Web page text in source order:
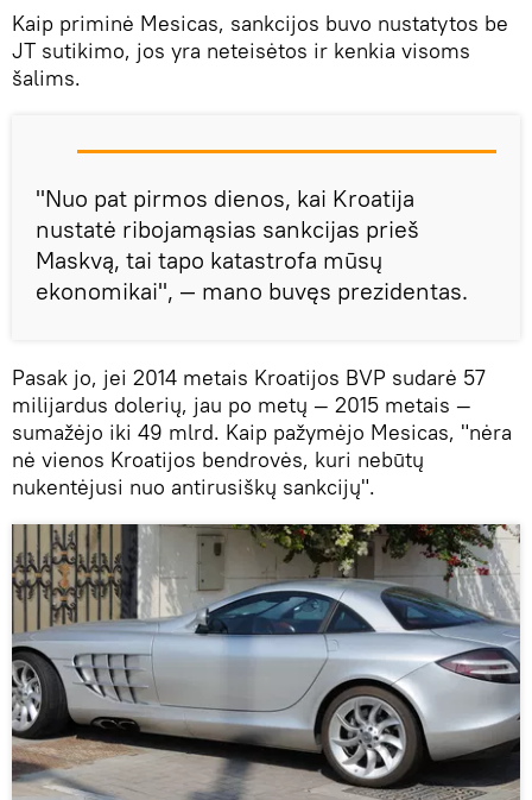
Kaip priminė Mesicas, sankcijos buvo nustatytos be
JT sutikimo, jos yra neteisėtos ir kenkia visoms
šalims.
"Nuo pat pirmos dienos, kai Kroatija
nustatė ribojamąsias sankcijas prieš
Maskvą, tai tapo katastrofa mūsų
ekonomikai", — mano buvęs prezidentas.
Pasak jo, jei 2014 metais Kroatijos BVP sudarė 57
milijardus dolerių, jau po metų — 2015 metais —
sumažėjo iki 49 mlrd. Kaip pažymėjo Mesicas, "nėra
nė vienos Kroatijos bendrovės, kuri nebūtų
nukentėjusi nuo antirusiškų sankcijų".